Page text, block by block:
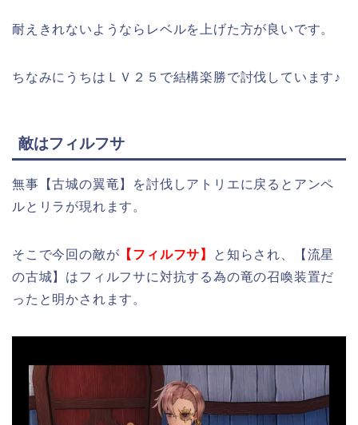
耐えきれないようならレベルを上げた方が良いです。
ちなみにうちはＬＶ２５で結構楽勝で討伐しています♪
敵はフィルフサ
無事【古城の翼竜】を討伐しアトリエに戻るとアンペ
ルとリラが現れます。
そこで今回の敵が 【フィルフサ】
と知らされ、【流星
の古城】はフィルフサに対抗する為の竜の召喚装置だ
ったと明かされます。